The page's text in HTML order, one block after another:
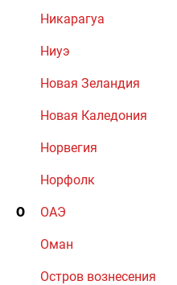
Никарагуа
Ниуэ
Новая Зеландия
Новая Каледония
Норвегия
Норфолк
О ОАЭ
Оман
Остров вознесения